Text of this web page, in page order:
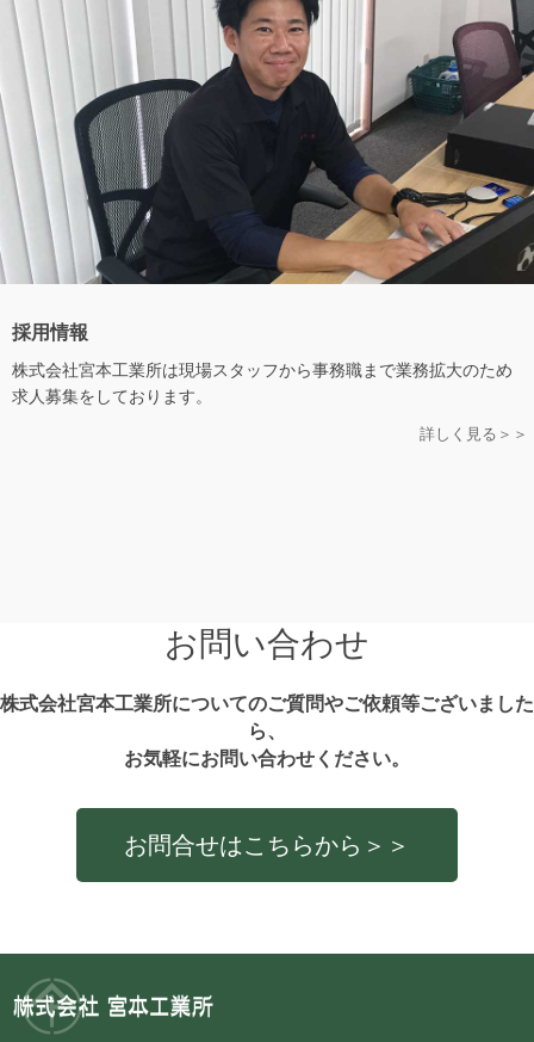
採用情報
株式会社宮本工業所は現場スタッフから事務職まで業務拡大のため
求人募集をしております。
詳しく見る＞＞
お問い合わせ
株式会社宮本工業所についてのご質問やご依頼等ございました
ら、
お気軽にお問い合わせください。
お問合せはこちらから＞＞